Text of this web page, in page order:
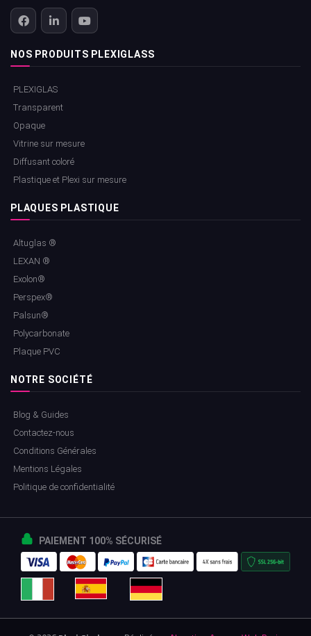
NOS PRODUITS PLEXIGLASS
PLEXIGLAS
Transparent
Opaque
Vitrine sur mesure
Diffusant coloré
Plastique et Plexi sur mesure
PLAQUES PLASTIQUE
Altuglas ®
LEXAN ®
Exolon®
Perspex®
Palsun®
Polycarbonate
Plaque PVC
NOTRE SOCIÉTÉ
Blog & Guides
Contactez-nous
Conditions Générales
Mentions Légales
Politique de confidentialité
PAIEMENT 100% SÉCURISÉ